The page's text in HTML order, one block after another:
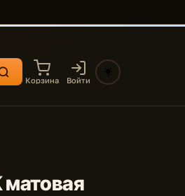
Корзина Войти
матовая